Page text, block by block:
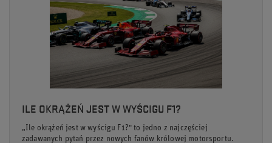
ILE OKRĄŻEŃ JEST W WYŚCIGU F1?
„Ile okrążeń jest w wyścigu F1?" to jedno z najczęściej
zadawanych pytań przez nowych fanów królowej motorsportu.